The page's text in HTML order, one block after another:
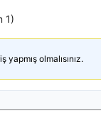
1)
olmalısınız.